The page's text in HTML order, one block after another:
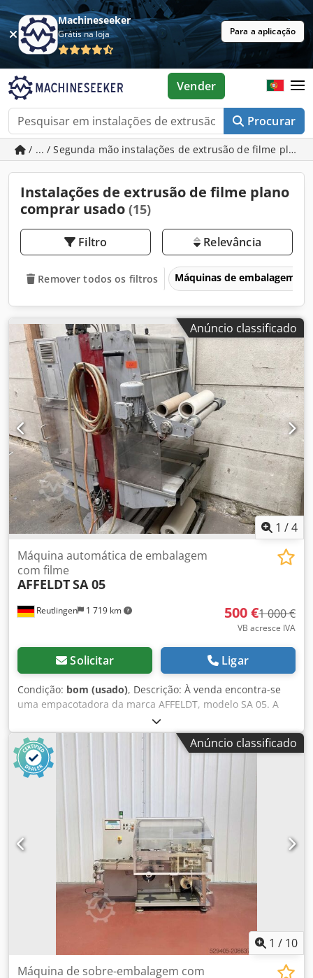
Machineseeker
Grátis na loja Para a aplicação
Procurar
Vender
/ ... / Segunda mão instalações de extrusão de filme plano
Instalações de extrusão de filme plano
comprar usado (15)
Filtro Relevância
Remover todos os filtros Máquinas de embalagem
Anúncio classificado
1 /4
Reutlingen 1 719 km
Máquina automática de embalagem
com filme
AFFELDTSA 05
500 €1 000 €
VB acresce IVA
Solicitar Ligar
Condição: bom (usado), Descrição: À venda encontra-se
uma empacotadora da marca AFFELDT, modelo SA 05. A
máquina é usada, mas encontra-se em pleno
funcionamento e opera perfeitamente. É ideal para
aplicações industriais no embalamento de produtos em
filme plástico. Detalhes: • Fabricante: AFFELDT (qualidade
alemã) • Modelo: SA 05 • Aplicação: embalamento em
filme/plástico / processo de embalagem • Estado: usado,
totalmente funcional Djdsy Ez Rbopfx Abqowa • Construção
industrial robusta A máquina provém de uma linha de
produção ativa e foi utilizada de forma confiável. As
máquinas AFFELDT são conhecidas pela sua durabilidade e
estabilidade, projetadas para operação contínua.
Apresenta marcas normais de uso, mas está tecnicamente
sem restrições. Ideal para produção, armazém ou
expedição. ——— Visita e demonstração in loco são
possíveis. A máquina está disponível imediatamente.
Anúncio classificado
1 / 10
Máquina de sobre-embalagem com